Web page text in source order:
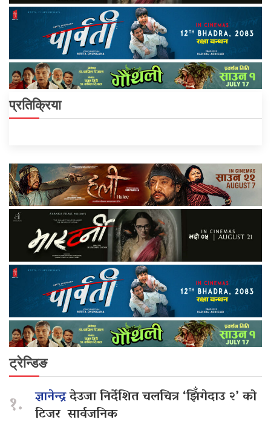
प्रतिक्रिया
ट्रेन्डिङ
१. ज्ञानेन्द्रदेउजा निर्देशित चलचित्र ‘झिँगेदाउ २’ को
टिजर सार्वजनिक